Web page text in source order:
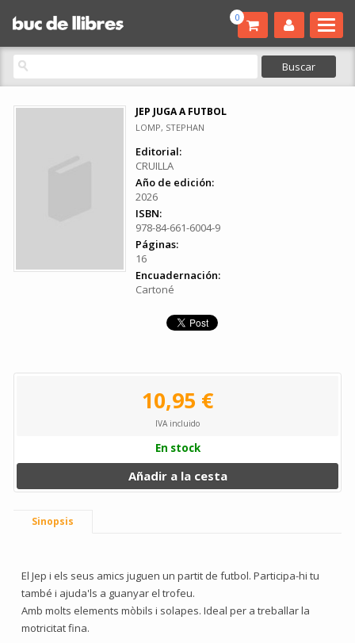
0
JEP JUGA A FUTBOL
LOMP, STEPHAN
Editorial:
CRUILLA
Año de edición:
2026
ISBN:
978-84-661-6004-9
Páginas:
16
Encuadernación:
Cartoné
10,95 €
IVA incluido
En stock
Añadir a la cesta
Sinopsis
El Jep i els seus amics juguen un partit de futbol. Participa-hi tu
també i ajuda'ls a guanyar el trofeu.
Amb molts elements mòbils i solapes. Ideal per a treballar la
motricitat fina.